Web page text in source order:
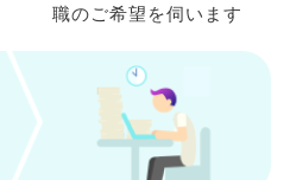
職のご希望を伺います